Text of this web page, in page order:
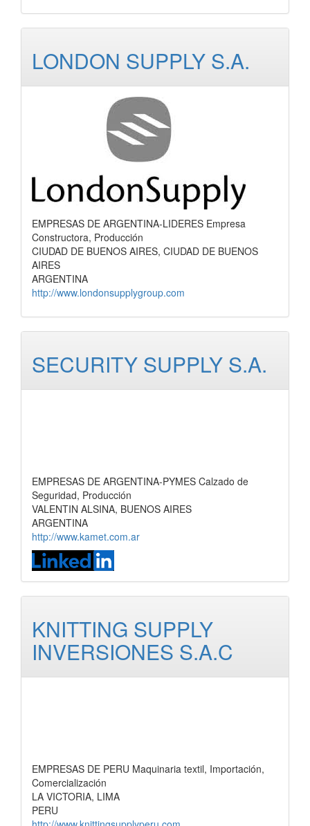
LONDON SUPPLY S.A.
EMPRESAS DE ARGENTINA-LIDERES Empresa
Constructora, Producción
CIUDAD DE BUENOS AIRES, CIUDAD DE BUENOS
AIRES
ARGENTINA
http://www.londonsupplygroup.com
SECURITY SUPPLY S.A.
EMPRESAS DE ARGENTINA-PYMES Calzado de
Seguridad, Producción
VALENTIN ALSINA, BUENOS AIRES
ARGENTINA
http://www.kamet.com.ar
KNITTING SUPPLY
INVERSIONES S.A.C
EMPRESAS DE PERU Maquinaria textil, Importación,
Comercialización
LA VICTORIA, LIMA
PERU